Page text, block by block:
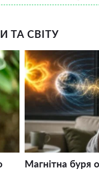
ТА СВІТУ
Магнітна буря